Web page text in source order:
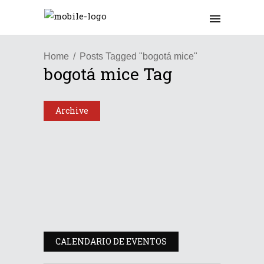
Home Posts Tagged "bogotá mice"
bogotá mice Tag
Archive
CALENDARIO DE EVENTOS